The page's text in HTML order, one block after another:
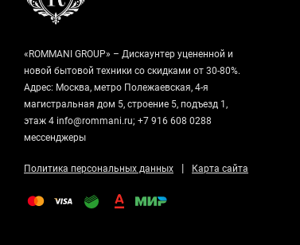
«ROMMANI GROUP» – Дискаунтер уцененной и
новой бытовой техники со скидками от 30-80%.
Адрес: Москва, метро Полежаевская, 4-я
магистральная дом 5, строение 5, подъезд 1,
этаж 4 info@rommani.ru; +7 916 608 0288
мессенджеры
Политика персональных данных | Карта сайта